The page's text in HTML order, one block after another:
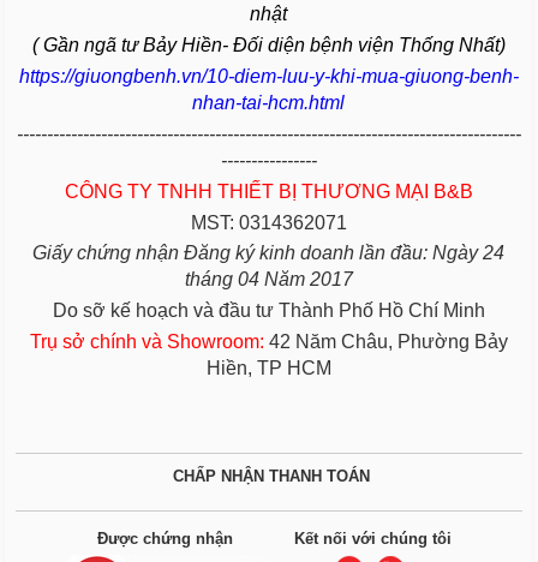
nhật
( Gần ngã tư Bảy Hiền- Đối diện bệnh viện Thống Nhất)
https://giuongbenh.vn/10-diem-luu-y-khi-mua-giuong-benh-
nhan-tai-hcm.html
------------------------------------------------------------------------------------
----------------
CÔNG TY TNHH THIẾT BỊ THƯƠNG MẠI B&B
MST: 0314362071
Giấy chứng nhận Đăng ký kinh doanh lần đầu: Ngày 24
tháng 04 Năm 2017
Do sỡ kế hoạch và đầu tư Thành Phố Hồ Chí Minh
Trụ sở chính và Showroom: 42 Năm Châu, Phường Bảy
Hiền, TP HCM
CHẤP NHẬN THANH TOÁN
Được chứng nhận Kết nối với chúng tôi